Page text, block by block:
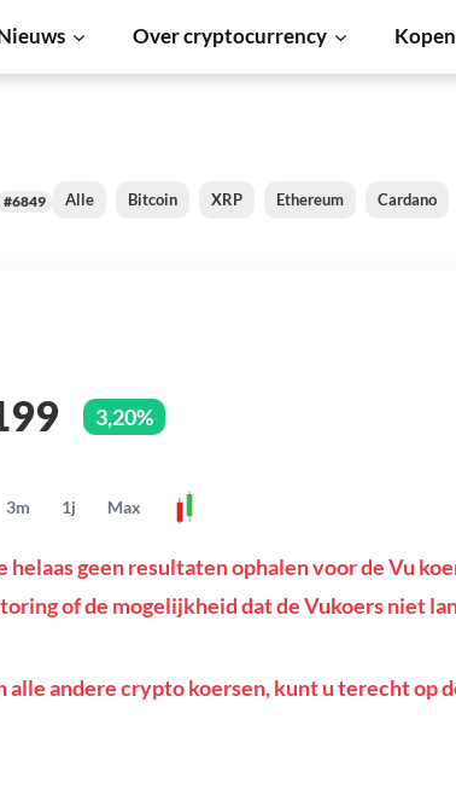
Over cryptocurrency
#6849 Alle Bitcoin XRP Ethereum Cardano
3,20%
3m 1j Max
geen resultaten ophalen voor de Vu
of de mogelijkheid dat de Vukoers niet
alle andere crypto koersen, kunt u terecht op